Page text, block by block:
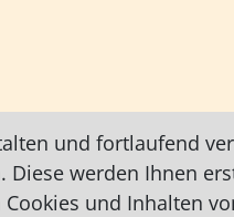
und fortlaufend
werden Ihnen
und Inhalten